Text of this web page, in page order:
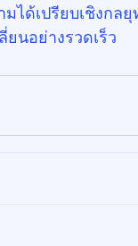
ได้เปรียบเชิงก
นอย่างรวดเร็ว